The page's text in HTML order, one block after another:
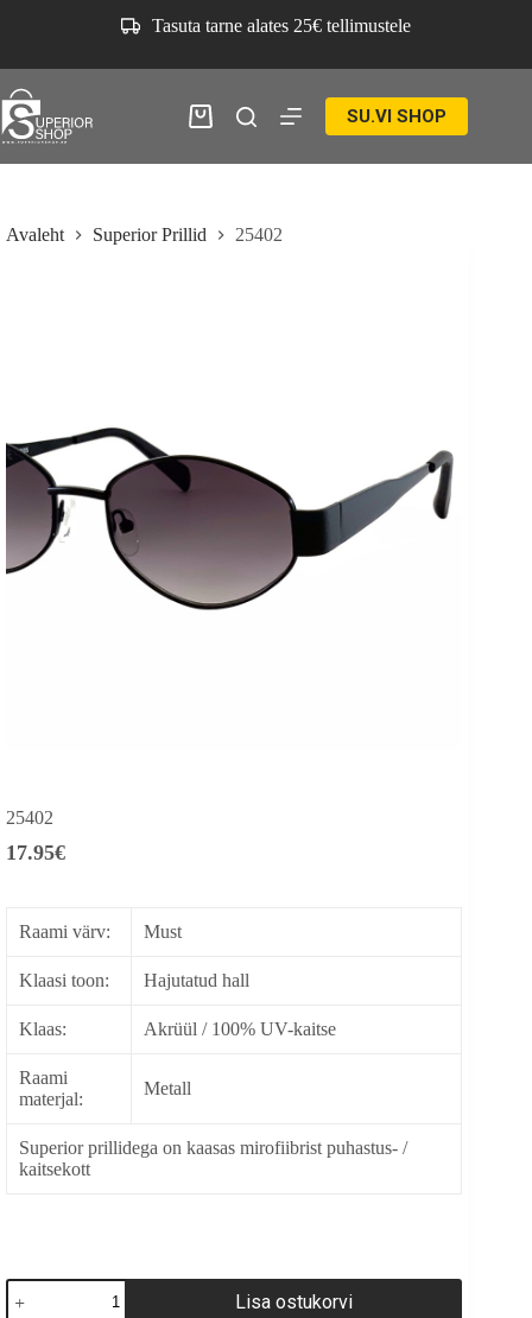
Tasuta tarne alates 25€ tellimustele
Ostukorv SU.VI SHOP
Avaleht Superior Prillid 25402
25402
17.95€
Raami värv: Must
Klaasi toon: Hajutatud hall
Klaas: Akrüül / 100% UV-kaitse
Raami
materjal:
Metall
Superior prillidega on kaasas mirofiibrist puhastus- /
kaitsekott
25402
kogus
Lisa ostukorvi